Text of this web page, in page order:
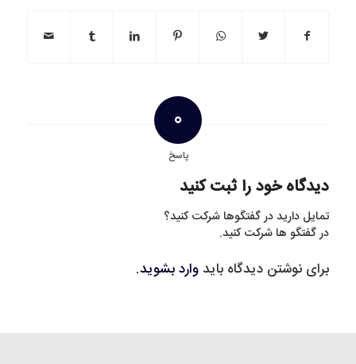
0
پاسخ
دیدگاه خود را ثبت کنید
تمایل دارید در گفتگوها شرکت کنید؟
در گفتگو ها شرکت کنید.
برای نوشتن دیدگاه بایدوارد بشوید.